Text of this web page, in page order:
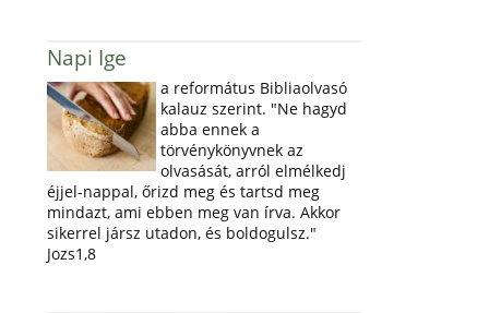
Napi Ige
a református Bibliaolvasó
kalauz szerint. "Ne hagyd
abba ennek a
törvénykönyvnek az
olvasását, arról elmélkedj
éjjel-nappal, őrizd meg és tartsd meg
mindazt, ami ebben meg van írva. Akkor
sikerrel jársz utadon, és boldogulsz."
Jozs1,8